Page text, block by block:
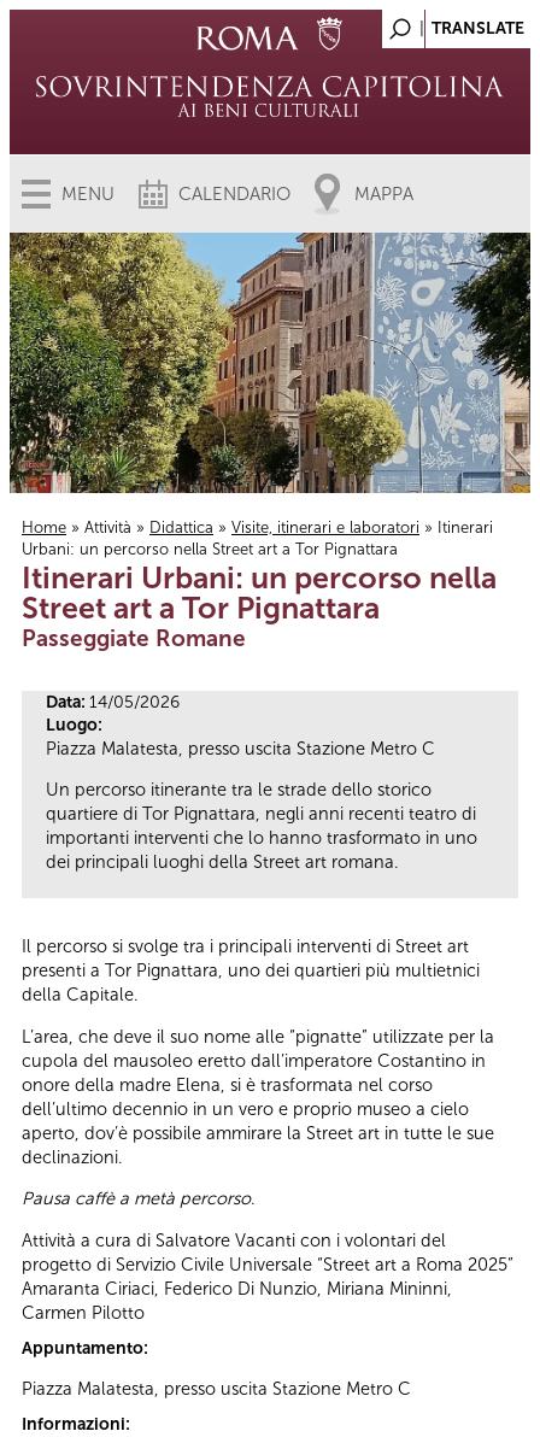
MENU CALENDARIO MAPPA
Tu sei qui
Home » Attività » Didattica » Visite, itinerari e laboratori » Itinerari
Urbani: un percorso nella Street art a Tor Pignattara
Itinerari Urbani: un percorso nella
Street art a Tor Pignattara
Passeggiate Romane
Data: 14/05/2026
Luogo:
Piazza Malatesta, presso uscita Stazione Metro C
Un percorso itinerante tra le strade dello storico
quartiere di Tor Pignattara, negli anni recenti teatro di
importanti interventi che lo hanno trasformato in uno
dei principali luoghi della Street art romana.
Il percorso si svolge tra i principali interventi di Street art
presenti a Tor Pignattara, uno dei quartieri più multietnici
della Capitale.
L’area, che deve il suo nome alle “pignatte” utilizzate per la
cupola del mausoleo eretto dall’imperatore Costantino in
onore della madre Elena, si è trasformata nel corso
dell’ultimo decennio in un vero e proprio museo a cielo
aperto, dov’è possibile ammirare la Street art in tutte le sue
declinazioni.
Pausa caffè a metà percorso.
Attività a cura di Salvatore Vacanti con i volontari del
progetto di Servizio Civile Universale “Street art a Roma 2025”
Amaranta Ciriaci, Federico Di Nunzio, Miriana Mininni,
Carmen Pilotto
Appuntamento:
Piazza Malatesta, presso uscita Stazione Metro C
Informazioni: